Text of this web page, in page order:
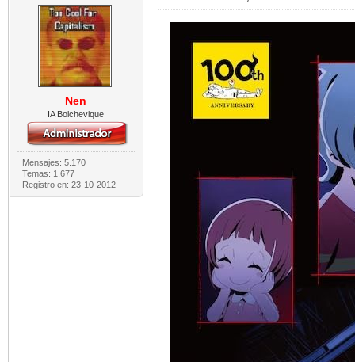
Nen
IA Bolchevique
Mensajes: 5.170
Temas: 1.677
Registro en: 23-10-2012